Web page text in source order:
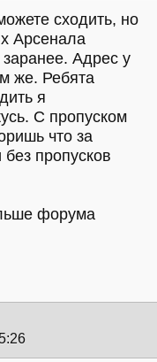
сходить, но
Арсенала
Адрес у
же. Ребята
я
С пропуском
что за
без пропусков
форума